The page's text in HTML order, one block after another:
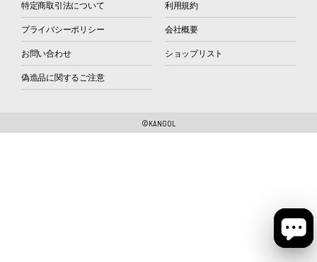
特定商取引法について 利用規約
プライバシーポリシー 会社概要
お問い合わせ ショップリスト
偽造品に関するご注意
©KANGOL